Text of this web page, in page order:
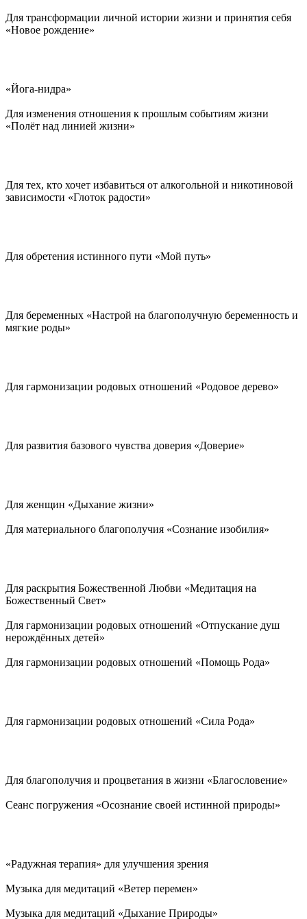
Для трансформации личной истории жизни и принятия себя
«Новое рождение»
«Йога-нидра»
Для изменения отношения к прошлым событиям жизни
«Полёт над линией жизни»
Для тех, кто хочет избавиться от алкогольной и никотиновой
зависимости «Глоток радости»
Для обретения истинного пути «Мой путь»
Для беременных «Настрой на благополучную беременность и
мягкие роды»
Для гармонизации родовых отношений «Родовое дерево»
Для развития базового чувства доверия «Доверие»
Для женщин «Дыхание жизни»
Для материального благополучия «Сознание изобилия»
Для раскрытия Божественной Любви «Медитация на
Божественный Свет»
Для гармонизации родовых отношений «Отпускание душ
нерождённых детей»
Для гармонизации родовых отношений «Помощь Рода»
Для гармонизации родовых отношений «Сила Рода»
Для благополучия и процветания в жизни «Благословение»
Сеанс погружения «Осознание своей истинной природы»
«Радужная терапия» для улучшения зрения
Музыка для медитаций «Ветер перемен»
Музыка для медитаций «Дыхание Природы»